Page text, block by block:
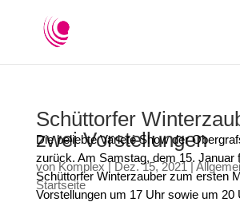
Schüttorfer
zwei Vorstellungen
von Komplex Dez. 15, 2021
Startseite
Die beliebte Varieté Show der
zurück. Am Samstag, dem 15. Januar
Schüttorfer Winterzauber zum ersten
Vorstellungen um 17 Uhr sowie um 20